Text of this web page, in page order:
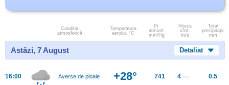
Conditia
atmosferică
Temperatura
aerului, °C
Pr.
atmosf.
mm/Hg
Viteza
vînt.
m/s
Total
precipitații,
mm
Astăzi, 7 August Detaliat
16:00 Averse de ploaie +28° 741 4 m/s 0.5